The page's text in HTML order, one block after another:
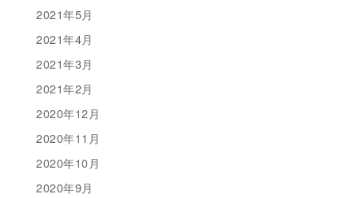
2021年5月
2021年4月
2021年3月
2021年2月
2020年12月
2020年11月
2020年10月
2020年9月